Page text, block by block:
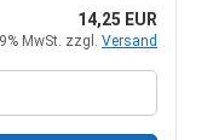
14,25 EUR
MwSt. zzgl. Versand